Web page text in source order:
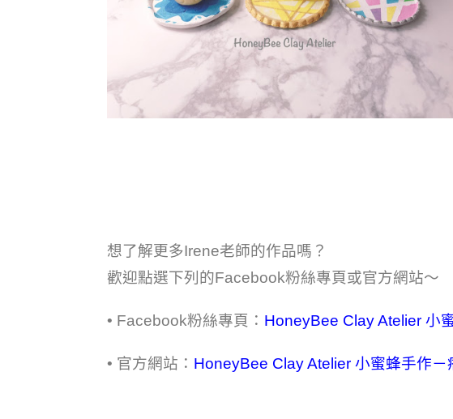
想了解更多Irene老師的作品嗎？
歡迎點選下列的Facebook粉絲專頁或官方網站～
• Facebook粉絲專頁： HoneyBee Clay Atelier 小
• 官方網站： HoneyBee Clay Atelier 小蜜蜂手作－